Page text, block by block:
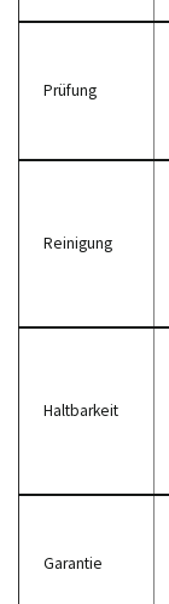
Prüfung
Reinigung
Haltbarkeit
Garantie